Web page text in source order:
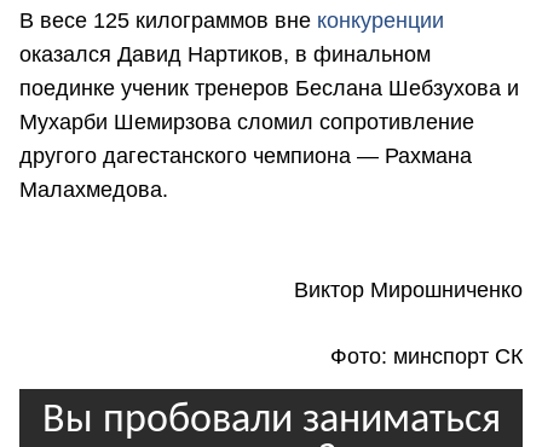
В весе 125 килограммов вне конкуренции
оказался Давид Нартиков, в финальном
поединке ученик тренеров Беслана Шебзухова и
Мухарби Шемирзова сломил сопротивление
другого дагестанского чемпиона — Рахмана
Малахмедова.
Виктор Мирошниченко
Фото: минспорт СК